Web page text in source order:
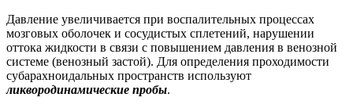
Давление увеличивается при воспалительных процессах
мозговых оболочек и сосудистых сплетений, нарушении
оттока жидкости в связи с повышением давления в венозной
системе (венозный застой). Для определения проходимости
субарахноидальных пространств используют
ликвородинамические пробы.